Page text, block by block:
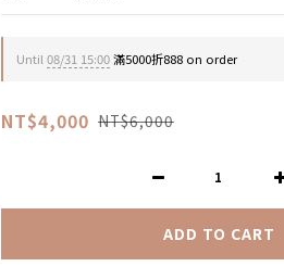
Until 08/31 15:00滿5000折888 on order
NT$4,000 NT$6,000
ADD TO CART